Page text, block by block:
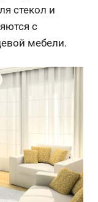
стекол и
с
мебели.